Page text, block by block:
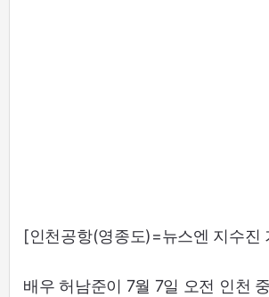
[인천공항(영종도)=뉴스엔 지수진
배우 허남준이 7월 7일 오전 인천